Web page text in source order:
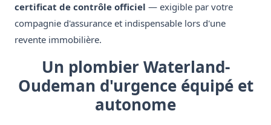
certificat de contrôle officiel — exigible par votre
compagnie d'assurance et indispensable lors d'une
revente immobilière.
Un plombier Waterland-
Oudeman d'urgence équipé et
autonome